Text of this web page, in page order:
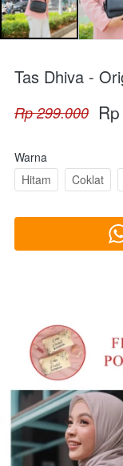
Tas Dhiva -
Rp 299.000
Warna
Hitam
Coklat
`